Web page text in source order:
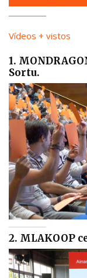
Vídeos + vistos
1.
Sortu.
2. MLAKOOP